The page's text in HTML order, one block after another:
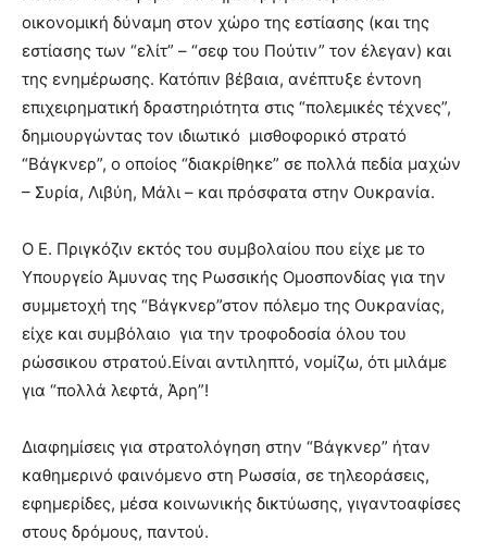
οικονομική δύναμη στον χώρο της εστίασης (και της
εστίασης των “ελίτ” – “σεφ του Πούτιν” τον έλεγαν) και
της ενημέρωσης. Κατόπιν βέβαια, ανέπτυξε έντονη
επιχειρηματική δραστηριότητα στις “πολεμικές τέχνες”,
δημιουργώντας τον ιδιωτικό μισθοφορικό στρατό
“Βάγκνερ”, ο οποίος “διακρίθηκε” σε πολλά πεδία μαχών
– Συρία, Λιβύη, Μάλι – και πρόσφατα στην Ουκρανία.
Ο Ε. Πριγκόζιν εκτός του συμβολαίου που είχε με το
Υπουργείο Άμυνας της Ρωσσικής Ομοσπονδίας για την
συμμετοχή της “Βάγκνερ”στον πόλεμο της Ουκρανίας,
είχε και συμβόλαιο για την τροφοδοσία όλου του
ρώσσικου στρατού.Είναι αντιληπτό, νομίζω, ότι μιλάμε
για “πολλά λεφτά, Άρη”!
Διαφημίσεις για στρατολόγηση στην “Βάγκνερ” ήταν
καθημερινό φαινόμενο στη Ρωσσία, σε τηλεοράσεις,
εφημερίδες, μέσα κοινωνικής δικτύωσης, γιγαντοαφίσες
στους δρόμους, παντού.